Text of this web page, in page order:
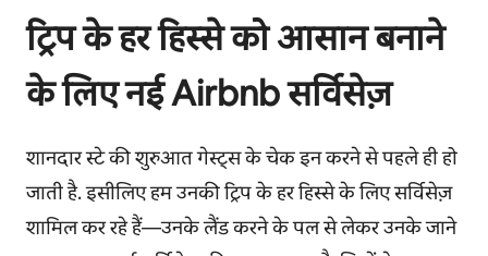
ट्रिप के हर हिस्से को आसान बनाने
के लिए नई Airbnb सर्विसेज़
शानदार स्टे की शुरुआत गेस्ट्स के चेक इन करने से पहले ही हो
जाती है. इसीलिए हम उनकी ट्रिप के हर हिस्से के लिए सर्विसेज़
शामिल कर रहे हैं—उनके लैंड करने के पल से लेकर उनके जाने